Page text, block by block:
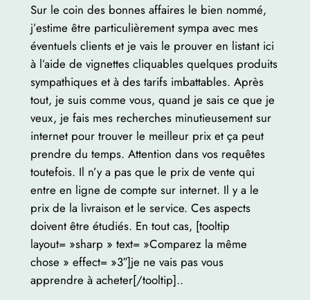
Sur le coin des bonnes affaires le bien nommé,
j’estime être particulièrement sympa avec mes
éventuels clients et je vais le prouver en listant ici
à l’aide de vignettes cliquables quelques produits
sympathiques et à des tarifs imbattables. Après
tout, je suis comme vous, quand je sais ce que je
veux, je fais mes recherches minutieusement sur
internet pour trouver le meilleur prix et ça peut
prendre du temps. Attention dans vos requêtes
toutefois. Il n’y a pas que le prix de vente qui
entre en ligne de compte sur internet. Il y a le
prix de la livraison et le service. Ces aspects
doivent être étudiés. En tout cas, [tooltip
layout= »sharp » text= »Comparez la même
chose » effect= »3″]je ne vais pas vous
apprendre à acheter[/tooltip]..